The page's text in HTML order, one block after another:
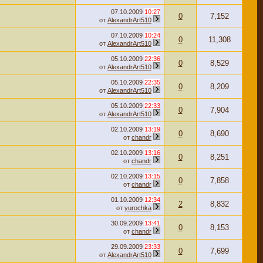
07.10.2009 10:27
от AlexandrArt510 0 7,152
07.10.2009 10:24
от AlexandrArt510 0 11,308
05.10.2009 22:36
от AlexandrArt510 0 8,529
05.10.2009 22:35
от AlexandrArt510 0 8,209
05.10.2009 22:33
от AlexandrArt510 0 7,904
02.10.2009 13:19
от chandr 0 8,690
02.10.2009 13:16
от chandr 0 8,251
02.10.2009 13:15
от chandr 0 7,858
01.10.2009 12:34
от yurochka 2 8,832
30.09.2009 13:41
от chandr 0 8,153
29.09.2009 23:33
от AlexandrArt510 0 7,699